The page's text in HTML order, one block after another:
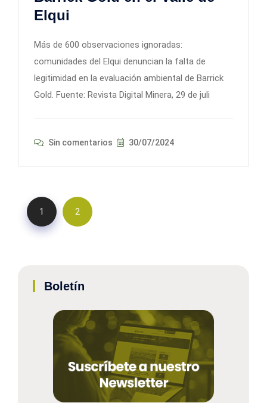
Elqui
Más de 600 observaciones ignoradas:
comunidades del Elqui denuncian la falta de
legitimidad en la evaluación ambiental de Barrick
Gold. Fuente: Revista Digital Minera, 29 de juli
Sin comentarios 30/07/2024
1 2
Boletín